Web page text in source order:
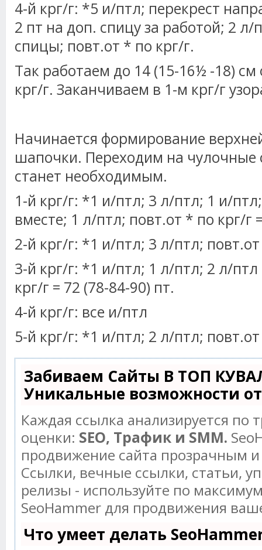
4-й крг/г: *5 и/птл; перекрест
2 пт на доп. спицу за работой; 2 л/
спицы; повт.от * по крг/г.
Так работаем до 14 (15-16½ -18) см
крг/г. Заканчиваем в 1-м крг/г
Начинается формирование
шапочки. Переходим на чулочные
станет необходимым.
1-й крг/г: *1 и/птл; 3 л/птл; 1 и/
вместе; 1 л/птл; повт.от * по крг/г
2-й крг/г: *1 и/птл; 3 л/птл;
3-й крг/г: *1 и/птл; 1 л/птл; 2 л/
крг/г = 72 (78-84-90) пт.
4-й крг/г: все и/птл
5-й крг/г: *1 и/птл; 2 л/птл;
Забиваем Сайты В ТОП
Уникальные возможности
Каждая ссылка анализируется по
оценки: SEO, Трафик и SMM.
продвижение сайта прозрачным
Ссылки, вечные ссылки, статьи,
релизы - используйте по
SeoHammer для продвижения
Что умеет делать